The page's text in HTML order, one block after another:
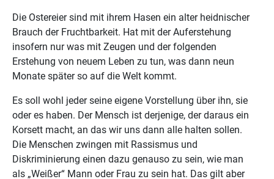
Die Ostereier sind mit ihrem Hasen ein alter heidnischer
Brauch der Fruchtbarkeit. Hat mit der Auferstehung
insofern nur was mit Zeugen und der folgenden
Erstehung von neuem Leben zu tun, was dann neun
Monate später so auf die Welt kommt.
Es soll wohl jeder seine eigene Vorstellung über ihn, sie
oder es haben. Der Mensch ist derjenige, der daraus ein
Korsett macht, an das wir uns dann alle halten sollen.
Die Menschen zwingen mit Rassismus und
Diskriminierung einen dazu genauso zu sein, wie man
als „Weißer“ Mann oder Frau zu sein hat. Das gilt aber